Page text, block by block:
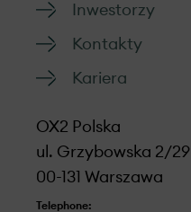
Inwestorzy
Kontakty
Kariera
OX2 Polska
ul. Grzybowska 2/29
00-131 Warszawa
Telephone: